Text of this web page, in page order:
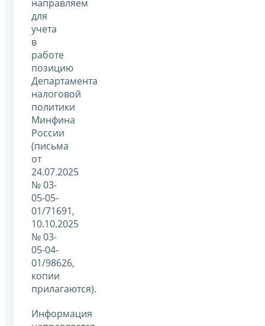
направляем
для
учета
в
работе
позицию
Департамента
налоговой
политики
Минфина
России
(письма
от
24.07.2025
№ 03-
05-05-
01/71691,
10.10.2025
№ 03-
05-04-
01/98626,
копии
прилагаются).
Информация